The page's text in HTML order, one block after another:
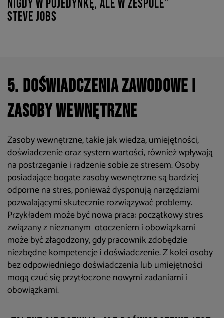
nigdy w pojedynkę, ale w zespole”
Steve Jobs
5. Doświadczenia zawodowe i
zasoby wewnętrzne
Zasoby wewnętrzne, takie jak wiedza, umiejętności,
doświadczenie oraz system wartości, również wpływają
na postrzeganie i radzenie sobie ze stresem. Osoby
posiadające bogate zasoby wewnętrzne są bardziej
odporne na stres, ponieważ dysponują narzędziami
pozwalającymi skutecznie rozwiązywać problemy.
Przykładem może być nowa praca: początkowy stres
związany z nieznanym otoczeniem i obowiązkami
może być złagodzony, gdy pracownik zdobędzie
niezbędne kompetencje i doświadczenie. Z kolei osoby
bez odpowiedniego doświadczenia lub umiejętności
mogą czuć się przytłoczone nowymi zadaniami i
obowiązkami.